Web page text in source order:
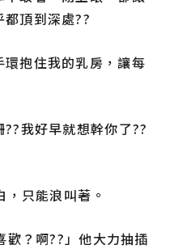
頂到深處??
抱住我的乳房，讓每
我好早就想幹你了??
，只能浪叫著。
歡？啊??」他大力抽插